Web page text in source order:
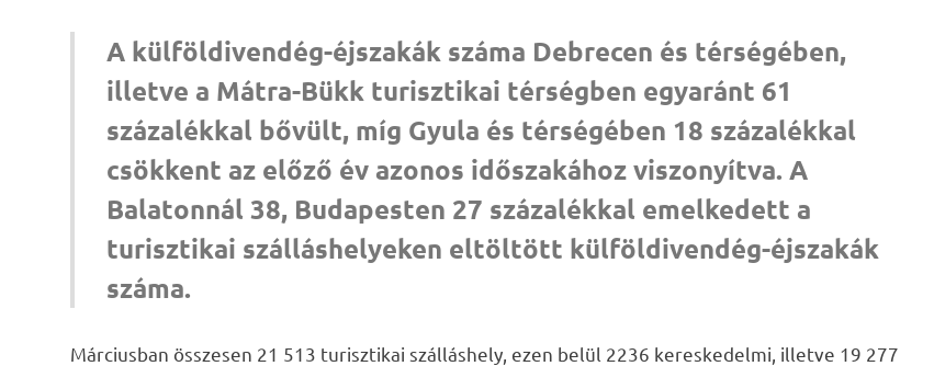
A külföldivendég-éjszakák száma Debrecen és térségében,
illetve a Mátra-Bükk turisztikai térségben egyaránt 61
százalékkal bővült, míg Gyula és térségében 18 százalékkal
csökkent az előző év azonos időszakához viszonyítva. A
Balatonnál 38, Budapesten 27 százalékkal emelkedett a
turisztikai szálláshelyeken eltöltött külföldivendég-éjszakák
száma.
Márciusban összesen 21 513 turisztikai szálláshely, ezen belül 2236 kereskedelmi, illetve 19 277